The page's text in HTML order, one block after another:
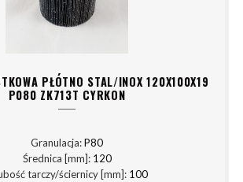
PŁÓTNO STAL/INOX 120X100X19
P080 ZK713T CYRKON
Granulacja:P80
Średnica [mm]: 120
tarczy/ściernicy [mm]: 100